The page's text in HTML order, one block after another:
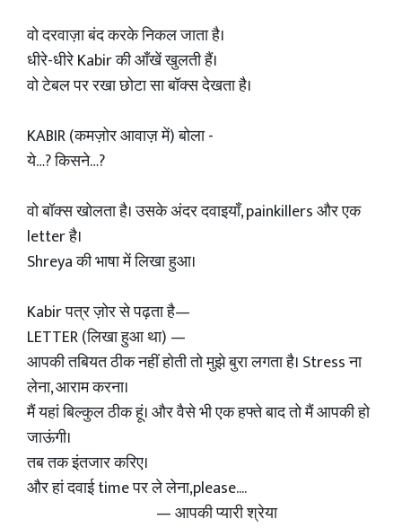
वो दरवाज़ा बंद करके निकल जाता है।
धीरे-धीरे Kabir की आँखें खुलती हैं।
वो टेबल पर रखा छोटा सा बॉक्स देखता है।
KABIR (कमज़ोर आवाज़ में) बोला -
ये…? किसने…?
वो बॉक्स खोलता है। उसके अंदर दवाइयाँ, painkillers और एक
letter है।
Shreya की भाषा में लिखा हुआ।
Kabir पत्र ज़ोर से पढ़ता है—
LETTER (लिखा हुआ था) —
आपकी तबियत ठीक नहीं होती तो मुझे बुरा लगता है। Stress ना
लेना, आराम करना।
मैं यहां बिल्कुल ठीक हूं। और वैसे भी एक हफ्ते बाद तो मैं आपकी हो
जाऊंगी।
तब तक इंतजार करिए।
और हां दवाई time पर ले लेना,please....
— आपकी प्यारी श्रेया